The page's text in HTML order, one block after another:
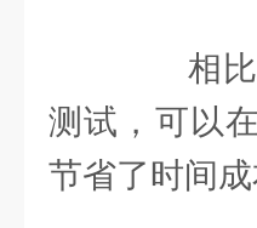
相比
测试，可以
节省了时间成